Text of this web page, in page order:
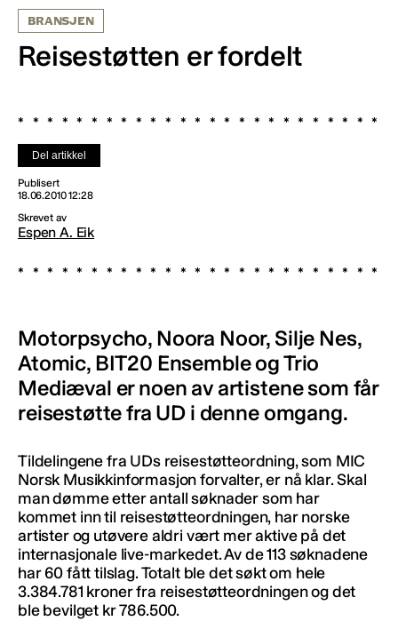
BRANSJEN
Reisestøtten er fordelt
Del artikkel
Publisert
18.06.2010 12:28
Skrevet av
Espen A. Eik
Motorpsycho, Noora Noor, Silje Nes,
Atomic, BIT20 Ensemble og Trio
Mediæval er noen av artistene som får
reisestøtte fra UD i denne omgang.
Tildelingene fra UDs reisestøtteordning, som MIC
Norsk Musikkinformasjon forvalter, er nå klar. Skal
man dømme etter antall søknader som har
kommet inn til reisestøtteordningen, har norske
artister og utøvere aldri vært mer aktive på det
internasjonale live-markedet. Av de 113 søknadene
har 60 fått tilslag. Totalt ble det søkt om hele
3.384.781 kroner fra reisestøtteordningen og det
ble bevilget kr 786.500.